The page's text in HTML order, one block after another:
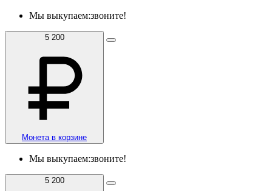
Мы выкупаем:звоните!
5 200
Монета в корзине
Мы выкупаем:звоните!
5 200